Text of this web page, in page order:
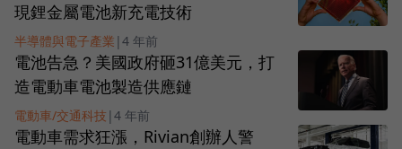
現鋰金屬電池新充電技術
半導體與電子產業 | 4 年前
電池告急？美國政府砸31億美元，打
造電動車電池製造供應鏈
電動車/交通科技 | 4 年前
電動車需求狂漲，Rivian創辦人警